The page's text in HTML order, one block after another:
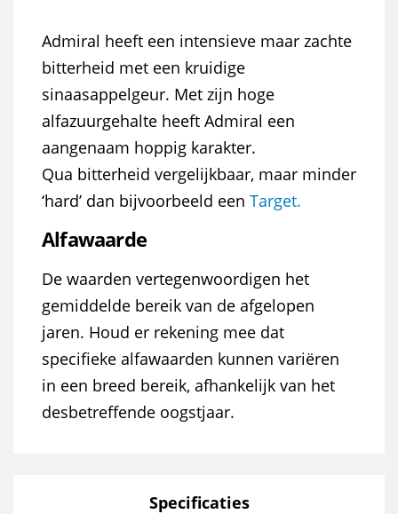
Admiral heeft een intensieve maar zachte
bitterheid met een kruidige
sinaasappelgeur. Met zijn hoge
alfazuurgehalte heeft Admiral een
aangenaam hoppig karakter.
Qua bitterheid vergelijkbaar, maar minder
‘hard’ dan bijvoorbeeld een Target.
Alfawaarde
De waarden vertegenwoordigen het
gemiddelde bereik van de afgelopen
jaren. Houd er rekening mee dat
specifieke alfawaarden kunnen variëren
in een breed bereik, afhankelijk van het
desbetreffende oogstjaar.
Specificaties